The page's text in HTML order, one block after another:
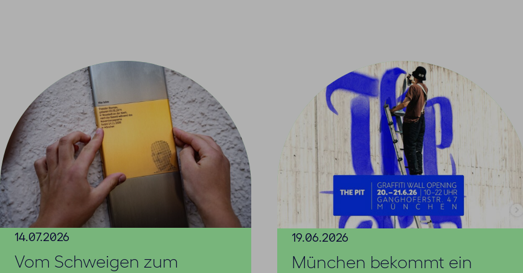
Vom Schweigen zum
14.07.2026
München bekommt ein
19.06.2026